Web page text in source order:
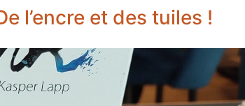
l’encre et des tuiles !